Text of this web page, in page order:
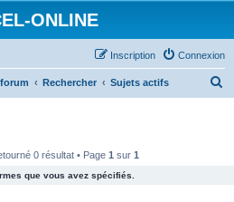
ONLINE
Connexion
Inscription
Rechercher Sujets actifs
0 résultat • Page 1 sur 1
que vous avez spécifiés.